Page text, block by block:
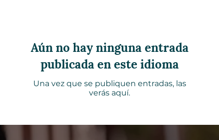
Aún no hay ninguna entrada
publicada en este idioma
Una vez que se publiquen entradas, las
verás aquí.